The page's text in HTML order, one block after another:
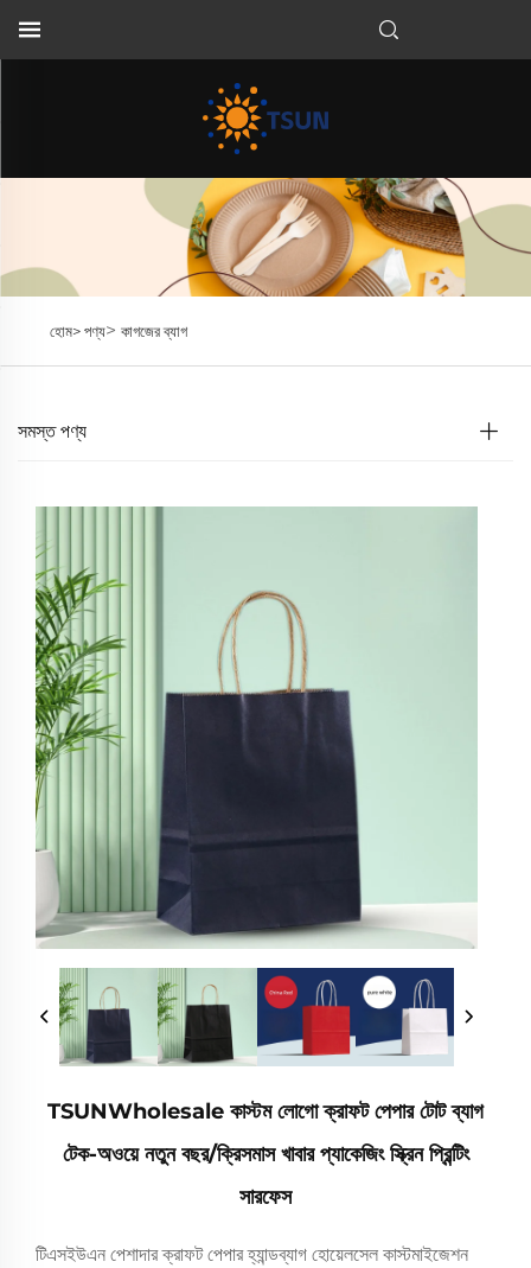
হোম>পণ্য> কাগজের ব্যাগ
সমস্ত পণ্য
TSUNWholesale কাস্টম লোগো ক্রাফট পেপার টোট ব্যাগ
টেক-অওয়ে নতুন বছর/ক্রিসমাস খাবার প্যাকেজিং স্ক্রিন প্রিন্টিং
সারফেস
টিএসইউএন পেশাদার ক্রাফট পেপার হ্যান্ডব্যাগ হোয়েলসেল কাস্টমাইজেশন